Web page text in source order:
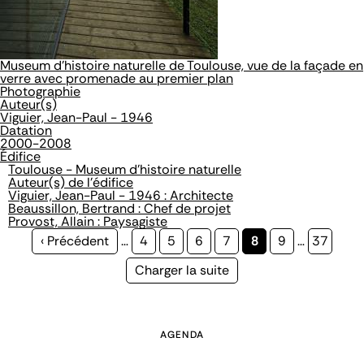
Museum d'histoire naturelle de Toulouse, vue de la façade en
verre avec promenade au premier plan
Photographie
Auteur(s)
Viguier, Jean-Paul - 1946
Datation
2000-2008
Édifice
Toulouse - Museum d'histoire naturelle
Auteur(s) de l'édifice
Viguier, Jean-Paul - 1946 : Architecte
Beaussillon, Bertrand : Chef de projet
Provost, Allain : Paysagiste
Page
‹ Précédent … Page
4 Page
5 Page
6 Page
7
Page
8 Page
9 … Page
37
Page
Charger la suite
AGENDA